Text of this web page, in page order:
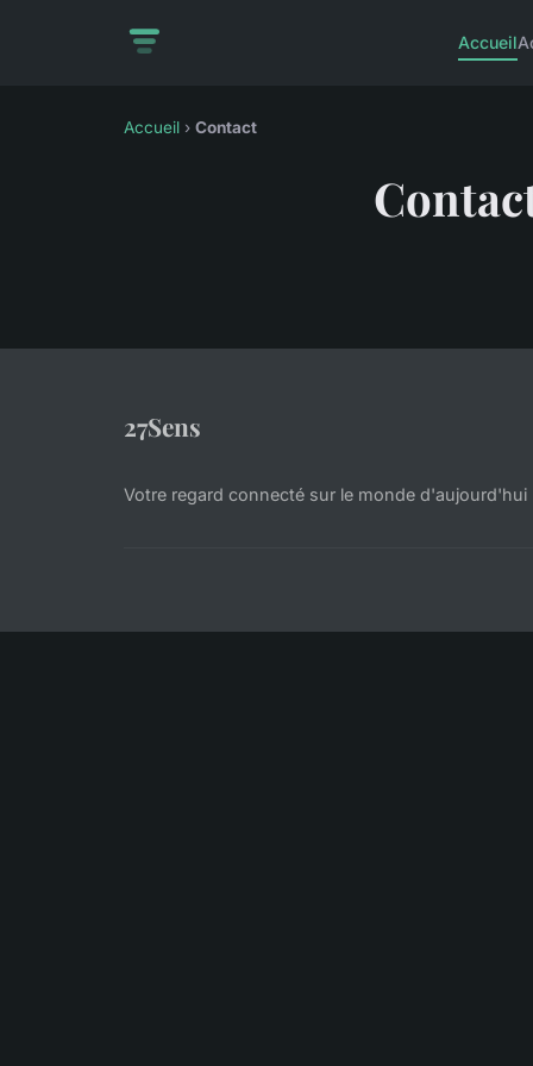
Accueil
Accueil › Contact
27Sens
Votre regard connecté sur le monde d'aujourd'hui